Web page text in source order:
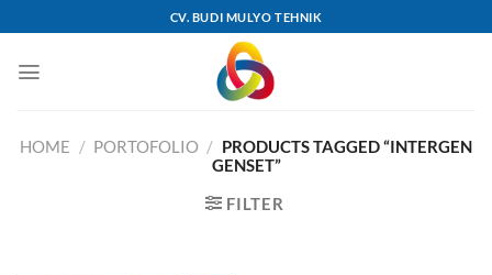
to
content
CV. BUDI MULYO TEHNIK
HOME / PORTOFOLIO / PRODUCTS TAGGED “INTERGEN
GENSET”
FILTER